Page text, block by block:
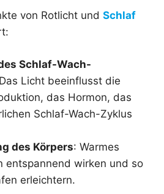
von Rotlicht und Schlaf
Schlaf-Wach-
Licht beeinflusst die
das Hormon, das
Schlaf-Wach-Zyklus
des Körpers: Warmes
entspannend wirken und so
erleichtern.